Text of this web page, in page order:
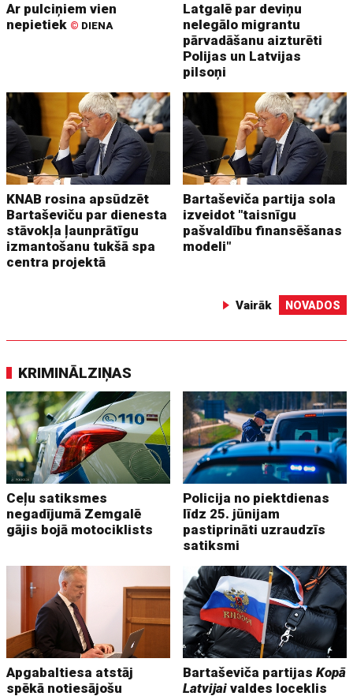
Ar pulciņiem vien
nepietiek © DIENA
Latgalē par deviņu
nelegālo migrantu
pārvadāšanu aizturēti
Polijas un Latvijas
pilsoņi
KNAB rosina apsūdzēt
Bartaševiču par dienesta
stāvokļa ļaunprātīgu
izmantošanu tukšā spa
centra projektā
Bartaševiča partija sola
izveidot "taisnīgu
pašvaldību finansēšanas
modeli"
Vairāk NOVADOS
KRIMINĀLZIŅAS
Ceļu satiksmes
negadījumā Zemgalē
gājis bojā motociklists
Policija no piektdienas
līdz 25. jūnijam
pastiprināti uzraudzīs
satiksmi
Apgabaltiesa atstāj
spēkā notiesājošu
Bartaševiča partijasKopā
Latvijai valdes loceklis